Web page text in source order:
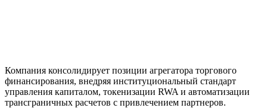
Компания консолидирует позиции агрегатора торгового
финансирования, внедряя институциональный стандарт
управления капиталом, токенизации RWA и автоматизации
трансграничных расчетов с привлечением партнеров.